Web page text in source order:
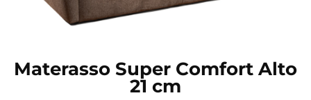
Materasso Super Comfort Alto
21 cm